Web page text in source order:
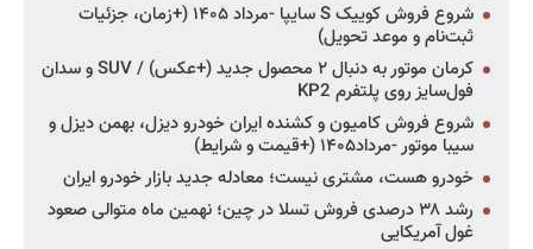
شروع فروش کوییک S سایپا -مرداد ۱۴۰۵ (+زمان، جزئیات
ثبت‌نام و موعد تحویل)
کرمان موتور به دنبال ۲ محصول جدید (+عکس) / SUV و سدان
فول‌سایز روی پلتفرم KP2
شروع فروش کامیون و کشنده ایران خودرو دیزل، بهمن دیزل و
سیبا موتور -مرداد۱۴۰۵ (+قیمت و شرایط)
خودرو هست، مشتری نیست؛ معادله جدید بازار خودرو ایران
رشد ۳۸ درصدی فروش تسلا در چین؛ نهمین ماه متوالی صعود
غول آمریکایی